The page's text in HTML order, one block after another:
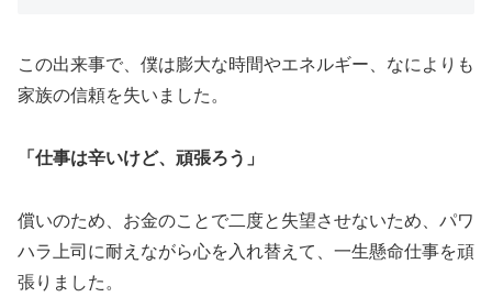
この出来事で、僕は膨大な時間やエネルギー、なによりも
家族の信頼を失いました。
「仕事は辛いけど、頑張ろう」
償いのため、お金のことで二度と失望させないため、パワ
ハラ上司に耐えながら心を入れ替えて、一生懸命仕事を頑
張りました。